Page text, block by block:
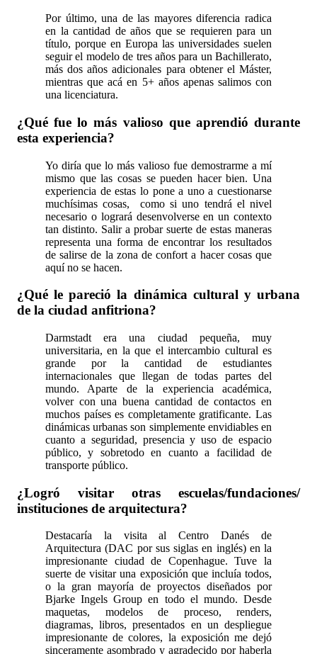
Por último, una de las mayores diferencia radica
en la cantidad de años que se requieren para un
título, porque en Europa las universidades suelen
seguir el modelo de tres años para un Bachillerato,
más dos años adicionales para obtener el Máster,
mientras que acá en 5+ años apenas salimos con
una licenciatura.
¿Qué fue lo más valioso que aprendió durante
esta experiencia?
Yo diría que lo más valioso fue demostrarme a mí
mismo que las cosas se pueden hacer bien. Una
experiencia de estas lo pone a uno a cuestionarse
muchísimas cosas, como si uno tendrá el nivel
necesario o logrará desenvolverse en un contexto
tan distinto. Salir a probar suerte de estas maneras
representa una forma de encontrar los resultados
de salirse de la zona de confort a hacer cosas que
aquí no se hacen.
¿Qué le pareció la dinámica cultural y urbana
de la ciudad anfitriona?
Darmstadt era una ciudad pequeña, muy
universitaria, en la que el intercambio cultural es
grande por la cantidad de estudiantes
internacionales que llegan de todas partes del
mundo. Aparte de la experiencia académica,
volver con una buena cantidad de contactos en
muchos países es completamente gratificante. Las
dinámicas urbanas son simplemente envidiables en
cuanto a seguridad, presencia y uso de espacio
público, y sobretodo en cuanto a facilidad de
transporte público.
¿Logró visitar otras escuelas/fundaciones/
instituciones de arquitectura?
Destacaría la visita al Centro Danés de
Arquitectura (DAC por sus siglas en inglés) en la
impresionante ciudad de Copenhague. Tuve la
suerte de visitar una exposición que incluía todos,
o la gran mayoría de proyectos diseñados por
Bjarke Ingels Group en todo el mundo. Desde
maquetas, modelos de proceso, renders,
diagramas, libros, presentados en un despliegue
impresionante de colores, la exposición me dejó
sinceramente asombrado y agradecido por haberla